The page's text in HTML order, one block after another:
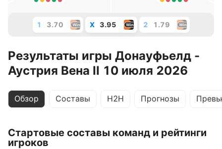
1 3.70 X 3.95 2 1.79
Результаты игры Донауфьелд -
Аустрия Вена II 10 июля 2026
Обзор Составы H2H Прогнозы
Стартовые составы команд и рейтинги
игроков